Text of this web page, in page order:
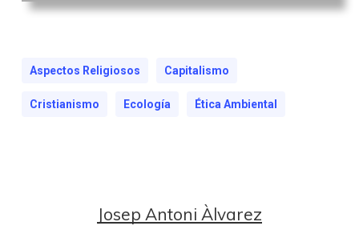
Aspectos Religiosos Capitalismo
Cristianismo Ecología Ética Ambiental
Josep Antoni Àlvarez